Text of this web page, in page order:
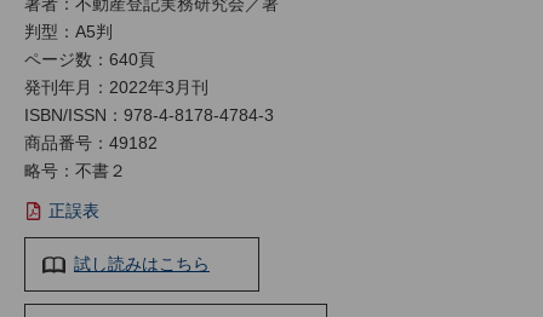
判型：A5判
ページ数：640頁
発刊年月：2022年3月刊
ISBN/ISSN： 978-4-8178-4784-3
商品番号：49182
略号：不書２
正誤表
試し読みはこちら